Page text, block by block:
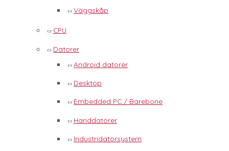
Väggskåp
CPU
Datorer
Android datorer
Desktop
Embedded PC / Barebone
Handdatorer
Industridatorsystem